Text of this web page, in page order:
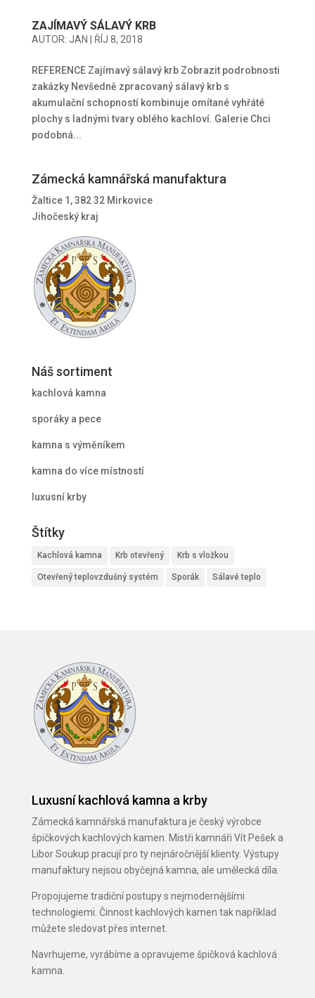
ZAJÍMAVÝ SÁLAVÝ KRB
AUTOR: JAN ŘÍJ 8, 2018
REFERENCE Zajímavý sálavý krb Zobrazit podrobnosti
zakázky Nevšedně zpracovaný sálavý krb s
akumulační schopností kombinuje omítané vyhřáté
plochy s ladnými tvary oblého kachloví. Galerie Chci
podobná...
Zámecká kamnářská manufaktura
Žaltice 1, 382 32 Mirkovice
Jihočeský kraj
Náš sortiment
kachlová kamna
sporáky a pece
kamna s výměníkem
kamna do více místností
luxusní krby
Štítky
Kachlová kamna Krb otevřený Krb s vložkou
Otevřený teplovzdušný systém Sporák Sálavé teplo
Luxusní kachlová kamna a krby
Zámecká kamnářská manufaktura je český výrobce
špičkových kachlových kamen. Mistři kamnáři Vít Pešek a
Libor Soukup pracují pro ty nejnáročnější klienty. Výstupy
manufaktury nejsou obyčejná kamna, ale umělecká díla.
Propojujeme tradiční postupy s nejmodernějšími
technologiemi. Činnost kachlových kamen tak například
můžete sledovat přes internet.
Navrhujeme, vyrábíme a opravujeme špičková kachlová
kamna.